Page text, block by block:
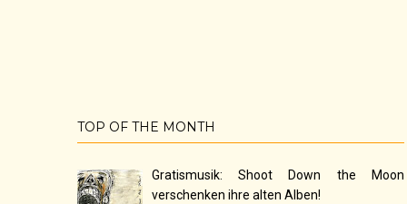
TOP OF THE MONTH
Gratismusik: Shoot Down the Moon
verschenken ihre alten Alben!